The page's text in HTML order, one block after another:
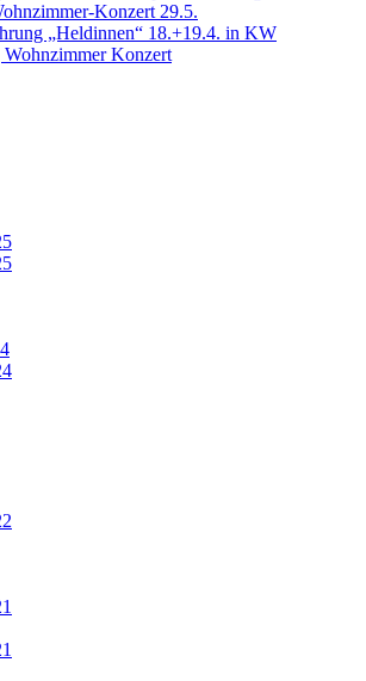
Konzert 29.5.
„Heldinnen“ 18.+19.4. in KW
Konzert